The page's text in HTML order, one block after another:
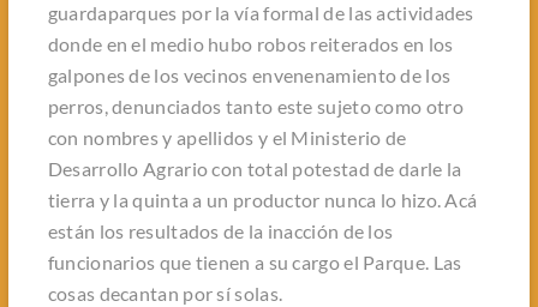
guardaparques por la vía formal de las actividades
donde en el medio hubo robos reiterados en los
galpones de los vecinos envenenamiento de los
perros, denunciados tanto este sujeto como otro
con nombres y apellidos y el Ministerio de
Desarrollo Agrario con total potestad de darle la
tierra y la quinta a un productor nunca lo hizo. Acá
están los resultados de la inacción de los
funcionarios que tienen a su cargo el Parque. Las
cosas decantan por sí solas.